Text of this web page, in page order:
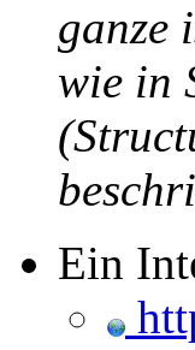
ganze
wie in
Ein